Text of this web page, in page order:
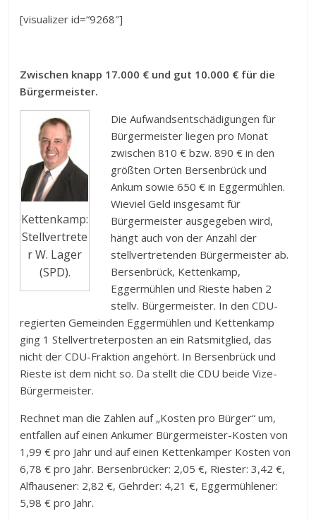
[visualizer id=“9268″]
Zwischen knapp 17.000 € und gut 10.000 € für die
Bürgermeister.
Kettenkamp:
Stellvertrete
r W. Lager
(SPD).
Die Aufwandsentschädigungen für
Bürgermeister liegen pro Monat
zwischen 810 € bzw. 890 € in den
größten Orten Bersenbrück und
Ankum sowie 650 € in Eggermühlen.
Wieviel Geld insgesamt für
Bürgermeister ausgegeben wird,
hängt auch von der Anzahl der
stellvertretenden Bürgermeister ab.
Bersenbrück, Kettenkamp,
Eggermühlen und Rieste haben 2
stellv. Bürgermeister. In den CDU-
regierten Gemeinden Eggermühlen und Kettenkamp
ging 1 Stellvertreterposten an ein Ratsmitglied, das
nicht der CDU-Fraktion angehört. In Bersenbrück und
Rieste ist dem nicht so. Da stellt die CDU beide Vize-
Bürgermeister.
Rechnet man die Zahlen auf „Kosten pro Bürger“ um,
entfallen auf einen Ankumer Bürgermeister-Kosten von
1,99 € pro Jahr und auf einen Kettenkamper Kosten von
6,78 € pro Jahr. Bersenbrücker: 2,05 €, Riester: 3,42 €,
Alfhausener: 2,82 €, Gehrder: 4,21 €, Eggermühlener:
5,98 € pro Jahr.